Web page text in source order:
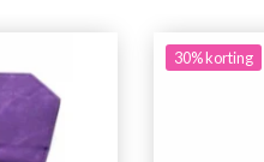
30%korting